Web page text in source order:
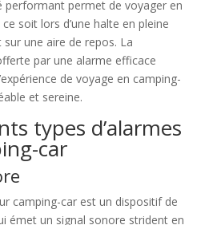
performant permet de voyager en
soit lors d’une halte en pleine
sur une aire de repos. La
par une alarme efficace
de voyage en camping-
et sereine.
types d’alarmes
car
camping-car est un dispositif de
émet un signal sonore strident en